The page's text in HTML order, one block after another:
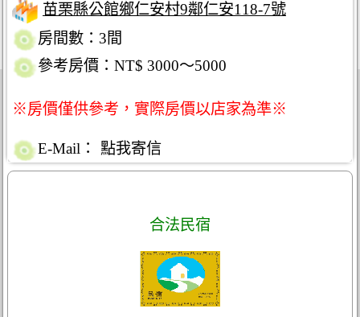
苗栗縣公館鄉仁安村9鄰仁安118-7號
房間數：3間
參考房價：NT$ 3000～5000
※房價僅供參考，實際房價以店家為準※
E-Mail： 點我寄信
合法民宿